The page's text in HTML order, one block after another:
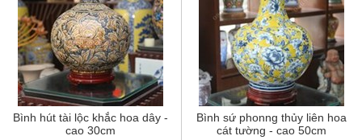
Bình hút tài lộc khắc hoa dây -
cao 30cm
Bình sứ phonng thủy liên hoa
cát tường - cao 50cm